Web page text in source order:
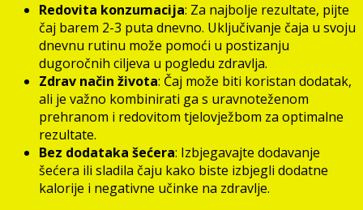
Redovita konzumacija: Za najbolje rezultate, pijte
čaj barem 2-3 puta dnevno. Uključivanje čaja u svoju
dnevnu rutinu može pomoći u postizanju
dugoročnih ciljeva u pogledu zdravlja.
Zdrav način života: Čaj može biti koristan dodatak,
ali je važno kombinirati ga s uravnoteženom
prehranom i redovitom tjelovježbom za optimalne
rezultate.
Bez dodataka šećera: Izbjegavajte dodavanje
šećera ili sladila čaju kako biste izbjegli dodatne
kalorije i negativne učinke na zdravlje.